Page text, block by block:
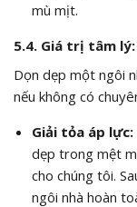
mù mịt.
5.4. Giá trị tâm
Dọn dẹp một ngôi
nếu không có
Giải tỏa áp lực:
dẹp trong mệt
cho chúng tôi.
ngôi nhà hoàn